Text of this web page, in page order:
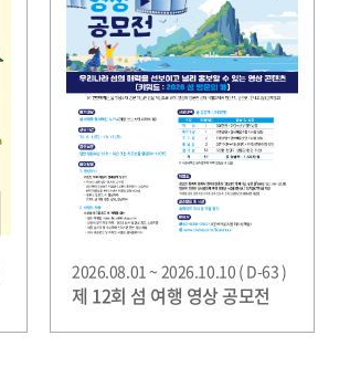
2026.08.01 ~ 2026.10.10 ( D-63 )
제 12회 섬 여행 영상 공모전